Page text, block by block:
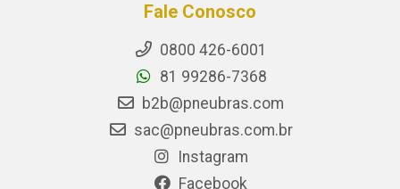
Fale Conosco
0800 426-6001
81 99286-7368
b2b@pneubras.com
sac@pneubras.com.br
Instagram
Facebook